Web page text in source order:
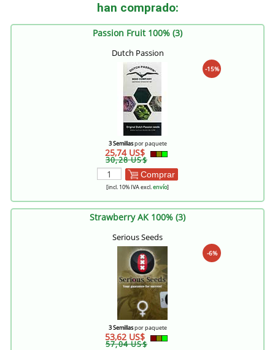
han comprado:
Passion Fruit 100% (3)
Dutch Passion
-15%
3 Semillaspor paquete
25,74 US$
30,28 US$
Comprar
[incl. 10% IVA excl.envío]
Strawberry AK 100% (3)
Serious Seeds
-6%
3 Semillaspor paquete
53,62 US$
57,04 US$